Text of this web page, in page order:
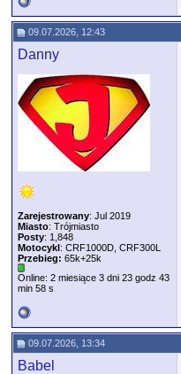
09.07.2026, 12:43
Danny
Zarejestrowany: Jul 2019
Miasto: Trójmiasto
Posty: 1,848
Motocykl: CRF1000D, CRF300L
Przebieg: 65k+25k
Online: 2 miesiące 3 dni 23 godz 43
min 58 s
09.07.2026, 13:34
Babel